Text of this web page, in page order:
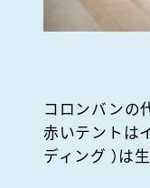
コロンバンの
赤いテントは
ディング ）は